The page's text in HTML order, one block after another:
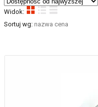
Widok:
Sortuj wg: nazwa cena